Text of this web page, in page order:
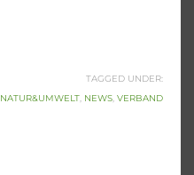
TAGGED UNDER:
NATUR&UMWELT NEWS VERBAND